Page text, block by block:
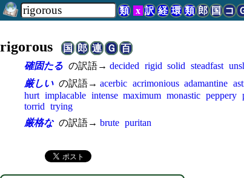
類 x 訳 経 環 類 郎 国 コ
rigorous国 郎 連 Ｇ
百
確固たる の訳語→ decided rigid solid steadfast
厳しい の訳語→ acerbic acrimonious adamantine
hurt implacable intense maximum monastic peppery
torrid trying
厳格な の訳語→ brute puritan